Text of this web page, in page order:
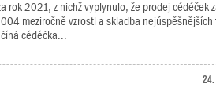
rok 2021, z nichž vyplynulo, že prodej cédéček
meziročně vzrostl a skladba nejúspěšnějších
cédéčka...
24.